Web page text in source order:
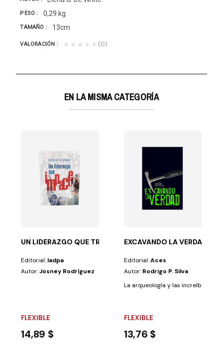
PESO 0,29 kg
TAMAÑO 13cm
VALORACIÓN ★★★★★ (0)
EN LA MISMA CATEGORÍA
a reconocer los géneros literarios, las figuras...
UN LIDERAZGO QUE TRANSFORME
Editorial: Iadpa
Autor:Josney Rodríguez
FLEXIBLE
14,89 $
EXCAVANDO LA VERDAD
Editorial:Aces
Autor: Rodrigo P. Silva
La arqueología y las increíbles
FLEXIBLE
13,76 $